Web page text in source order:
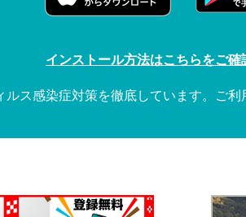
インストール方法はこちらをご確
ルス感染症対策を徹底しています。ご利